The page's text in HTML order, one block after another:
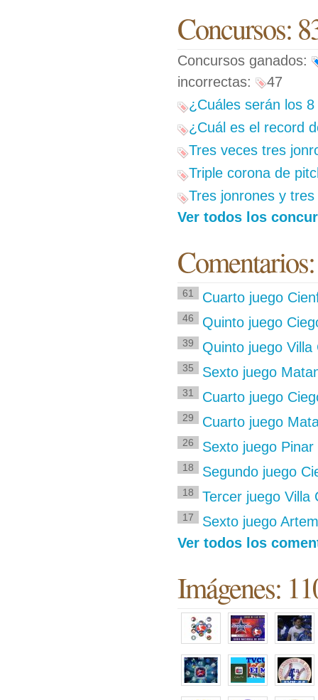
Concursos:
Concursos ganados:
incorrectas:
47
¿Cuáles serán los
¿Cuál es el record
Tres veces tres
Triple corona de
Tres jonrones y
Ver todos los
61 Cuarto juego
46 Quinto juego
39 Quinto juego
35 Sexto juego
31 Cuarto juego
29 Cuarto juego
26 Sexto juego
18 Segundo juego
18 Tercer juego Villa
17
Sexto juego
Ver todos los
Imágenes: